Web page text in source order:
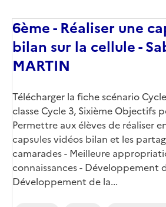
6ème - Réaliser une
bilan sur la cellule -
MARTIN
Télécharger la fiche scénario
classe Cycle 3, Sixième Objectifs
Permettre aux élèves de réaliser
capsules vidéos bilan et les
camarades - Meilleure
connaissances - Développement
Développement de la...